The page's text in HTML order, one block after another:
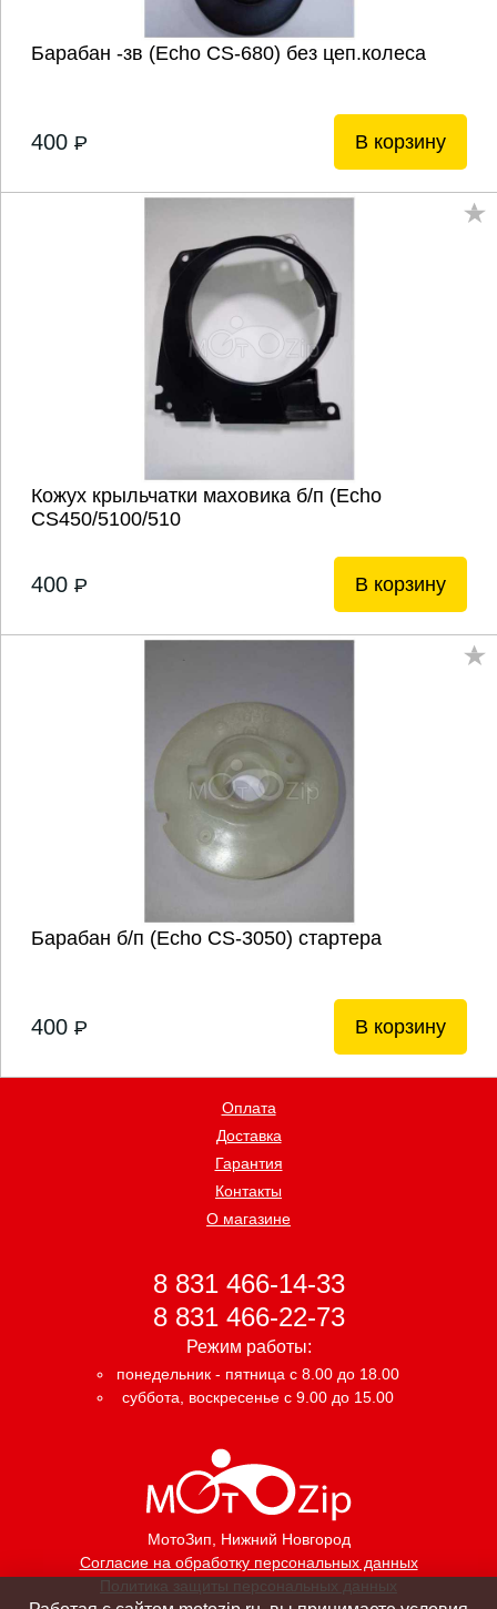
Барабан -зв (Echo CS-680) без цеп.колеса
400 P В корзину
Кожух крыльчатки маховика б/п (Echo
CS450/5100/510
400 P В корзину
Барабан б/п (Echo CS-3050) стартера
400 P В корзину
МотоЗип, Нижний Новгород
Согласие на обработку персональных данных
Политика защиты персональных данных
Оплата
Доставка
Гарантия
Контакты
О магазине
8 831 466-14-33
8 831 466-22-73
Режим работы:
понедельник - пятница с 8.00 до 18.00
суббота, воскресенье с 9.00 до 15.00